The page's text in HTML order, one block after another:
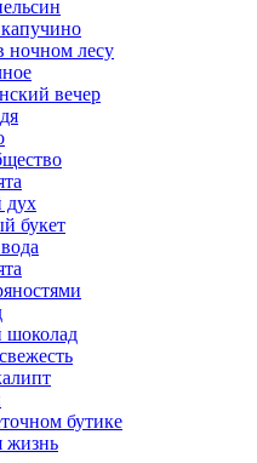
ночном лесу
вечер
букет
бутике
жизнь